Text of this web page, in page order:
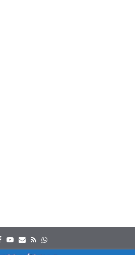
Facebook
Youtube
Email
RssWhatsapp